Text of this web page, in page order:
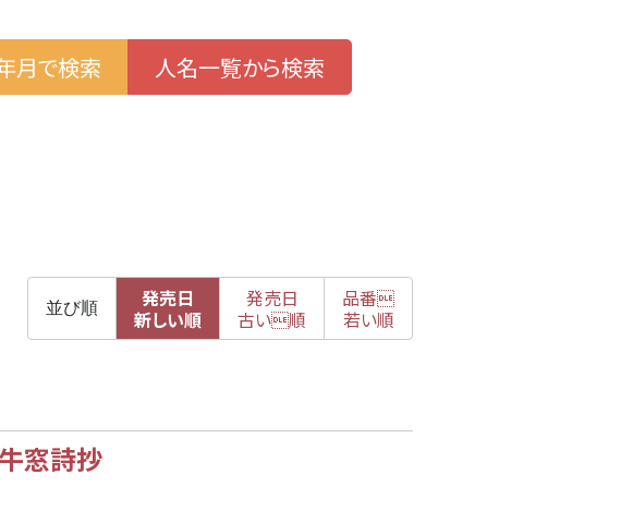
月で検索 人名一覧から検索
並び順
発売日
新しい順
発売日
古い順
品番
若い順
窓詩抄